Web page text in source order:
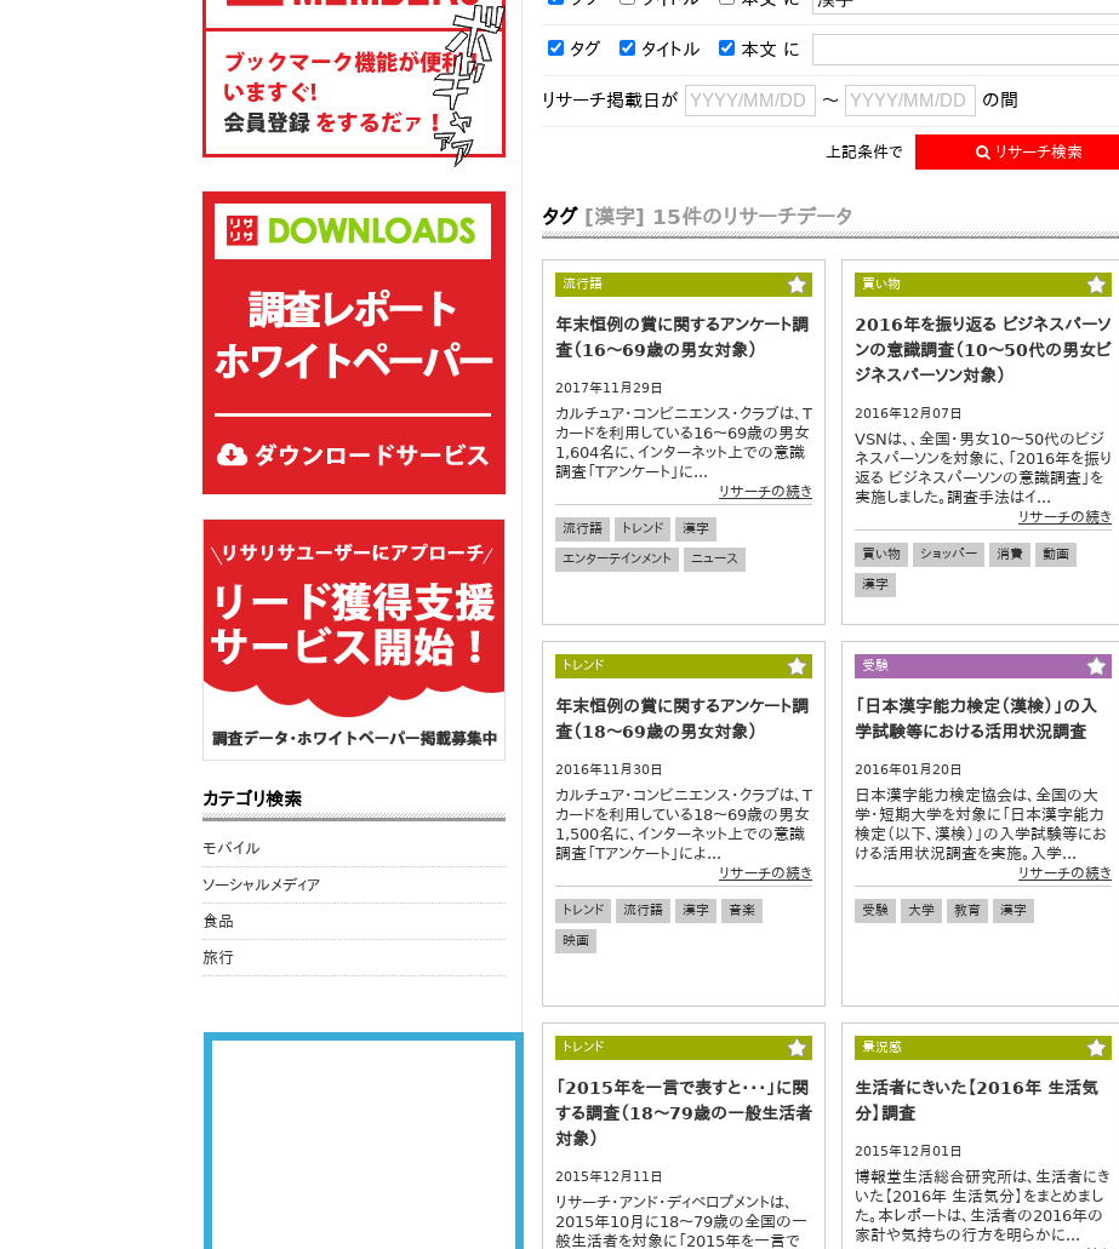
タグ タイトル 本文 に
リサーチ掲載日が ～ の間
上記条件で リサーチ検索
タグ [漢字] 15件のリサーチデータ
流行語
年末恒例の賞に関するアンケート調
査（16～69歳の男女対象）
2017年11月29日
カルチュア・コンビニエンス・クラブは、T
カードを利用している16～69歳の男女
1,604名に、インターネット上での意識
調査「Tアンケート」に...
リサーチの続き
流行語 トレンド
漢字
エンターテインメント
ニュース
買い物
2016年を振り返る ビジネスパーソ
ンの意識調査（10～50代の男女ビ
ジネスパーソン対象）
2016年12月07日
VSNは、、全国・男女10～50代のビジ
ネスパーソンを対象に、「2016年を振り
返る ビジネスパーソンの意識調査」を
実施しました。調査手法はイ...
リサーチの続き
買い物 ショッパー 消費
動画
漢字
トレンド
年末恒例の賞に関するアンケート調
査（18～69歳の男女対象）
2016年11月30日
カルチュア・コンビニエンス・クラブは、T
カードを利用している18～69歳の男女
1,500名に、インターネット上での意識
調査「Tアンケート」によ...
リサーチの続き
トレンド 流行語 漢字
音楽
映画
受験
「日本漢字能力検定（漢検）」の入
学試験等における活用状況調査
2016年01月20日
日本漢字能力検定協会は、全国の大
学・短期大学を対象に「日本漢字能力
検定（以下、漢検）」の入学試験等にお
ける活用状況調査を実施。入学...
リサーチの続き
受験 大学 教育 漢字
トレンド
「2015年を一言で表すと・・・」に関
する調査（18～79歳の一般生活者
対象）
2015年12月11日
リサーチ・アンド・ディベロプメントは、
2015年10月に18～79歳の全国の一
般生活者を対象に「2015年を一言で
景況感
生活者にきいた【2016年 生活気
分】調査
2015年12月01日
博報堂生活総合研究所は、生活者にき
いた【2016年 生活気分】をまとめまし
た。本レポートは、生活者の2016年の
家計や気持ちの行方を明らかに...
カテゴリ検索
モバイル
ソーシャルメディア
食品
旅行